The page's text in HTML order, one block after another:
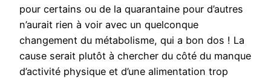
pour certains ou de la quarantaine pour d’autres
n’aurait rien à voir avec un quelconque
changement du métabolisme, qui a bon dos ! La
cause serait plutôt à chercher du côté du manque
d’activité physique et d’une alimentation trop